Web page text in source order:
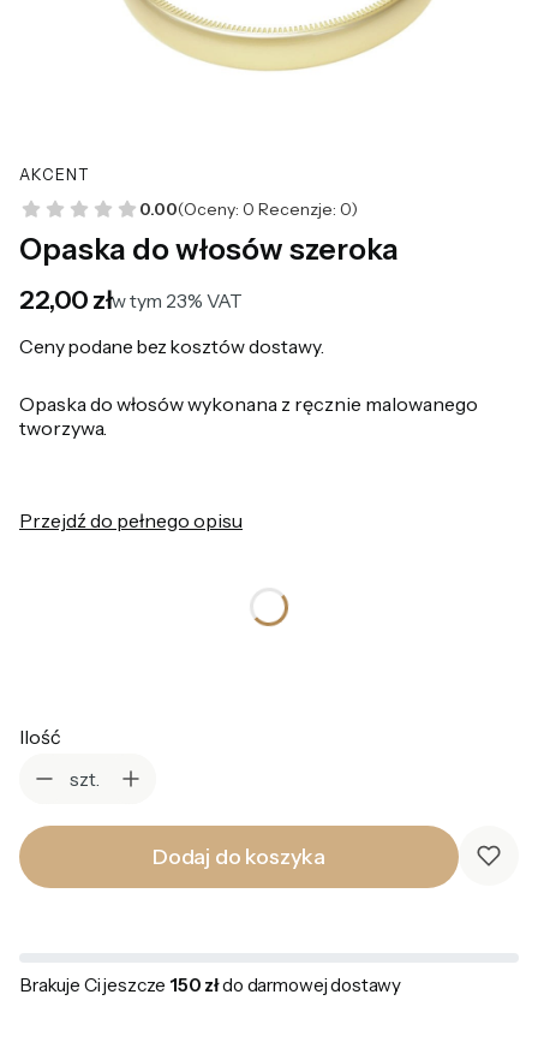
AKCENT
0.00(Oceny: 0 Recenzje: 0)
Opaska do włosów szeroka
Cena
22,00 złw tym 23% VAT
w tym 23% VAT
Ceny podane bez kosztów dostawy.
Opaska do włosów wykonana z ręcznie malowanego
tworzywa.
Przejdź do pełnego opisu
Ilość
szt.
Dodaj do koszyka
Brakuje Ci jeszcze 150 złdo darmowej dostawy